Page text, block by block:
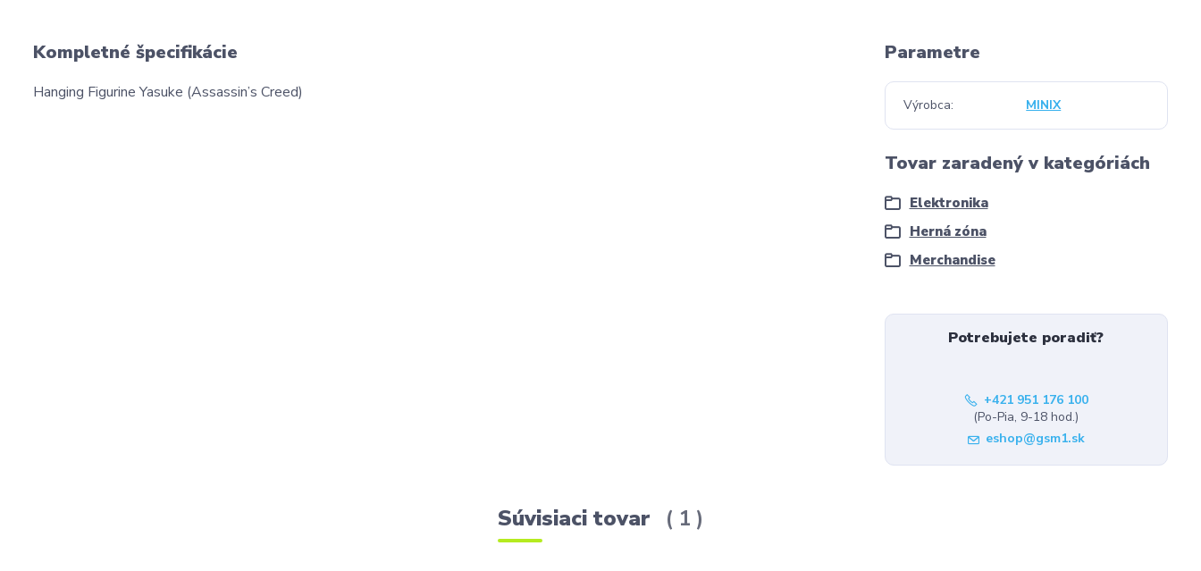
Kompletné špecifikácie
Hanging Figurine Yasuke (Assassin’s Creed)
Parametre
Výrobca MINIX
Tovar zaradený v kategóriách
Elektronika
Herná zóna
Merchandise
Potrebujete poradiť?
+421 951 176 100
(Po-Pia, 9-18 hod.)
eshop@gsm1.sk
Súvisiaci tovar 1